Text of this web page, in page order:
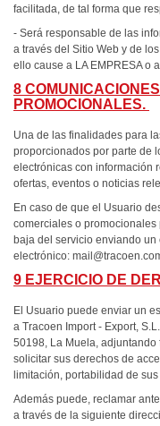
facilitada, de tal forma que
- Será responsable de las
a través del Sitio Web y de
ello cause a LA EMPRESA o
8
PROMOCIONALES.
Una de las finalidades para
proporcionados por parte de
electrónicas con información
ofertas, eventos o noticias
En caso de que el Usuario
comerciales o promocionales
baja del servicio enviando
electrónico:
9 EJERCICIO DE
El Usuario puede enviar un
a Tracoen Import - Export,
50198, La Muela,
solicitar sus derechos de
limitación, portabilidad de
Además puede, reclamar
a través de la siguiente